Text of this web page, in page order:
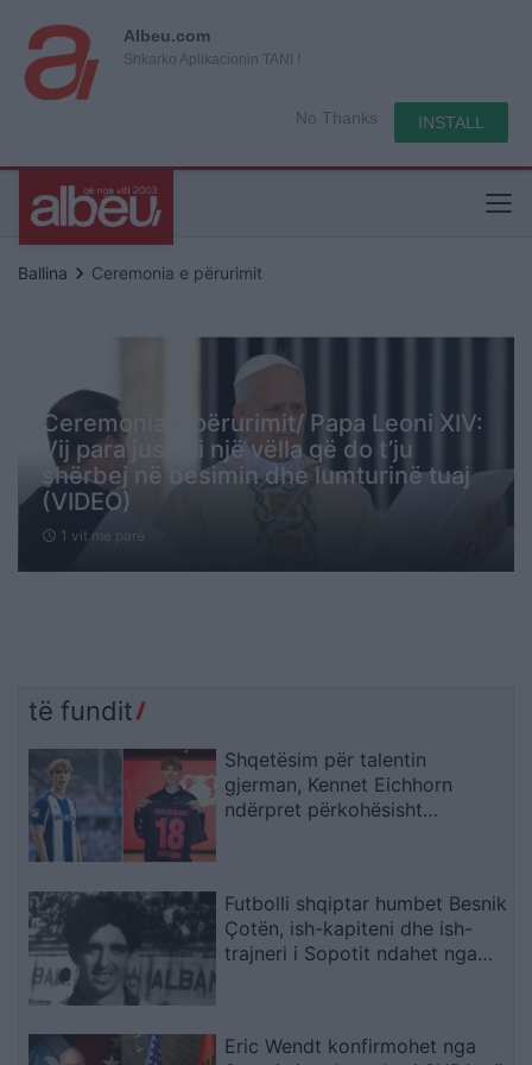
Albeu.com
Shkarko Aplikacionin TANI !
No Thanks INSTALL
Ballina keyboard_arrow_right Ceremonia e përurimit
Ceremonia e përurimit/ Papa Leoni XIV:
Vij para jush si një vëlla që do t’ju
shërbej në besimin dhe lumturinë tuaj
(VIDEO)
schedule 1 vit me parë
të fundit
Shqetësim për talentin
gjerman, Kennet Eichhorn
ndërpret përkohësisht
Futbolli shqiptar humbet Besnik
Çotën, ish-kapiteni dhe ish-
trajneri i Sopotit ndahet nga
Eric Wendt konfirmohet nga